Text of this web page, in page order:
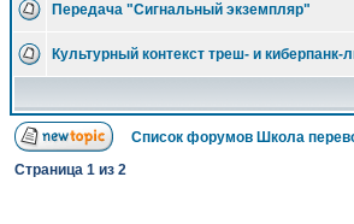
Передача "Сигнальный экземпляр"
Культурный контекст треш- и киберпанк-
Список форумов Школа
Страница 1 из 2